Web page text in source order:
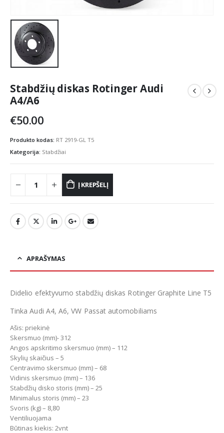
Stabdžių diskas Rotinger Audi
A4/A6
€50.00
Produkto kodas: RT 2919-GL T5
Kategorija: Stabdžiai
Į KREPŠELĮ
APRAŠYMAS
Didelio efektyvumo stabdžių diskas Rotinger Graphite Line T5
Tinka Audi A4, A6, VW Passat automobiliams
Ašis: priekinė
Skersmuo (mm)- 312
Angos apskritimo skersmuo (mm) – 112
Skylių skaičius – 5
Centravimo skersmuo (mm) – 68
Vidinis skersmuo (mm) – 136
Stabdžių disko storis (mm) – 25
Minimalus storis (mm) – 23
Svoris (kg) – 8,80
Ventiliuojama
Būtinas kiekis: 2vnt